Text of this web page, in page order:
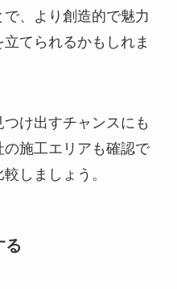
、より創造的で魅力
てられるかもしれま
け出すチャンスにも
施工エリアも確認で
しましょう。
る